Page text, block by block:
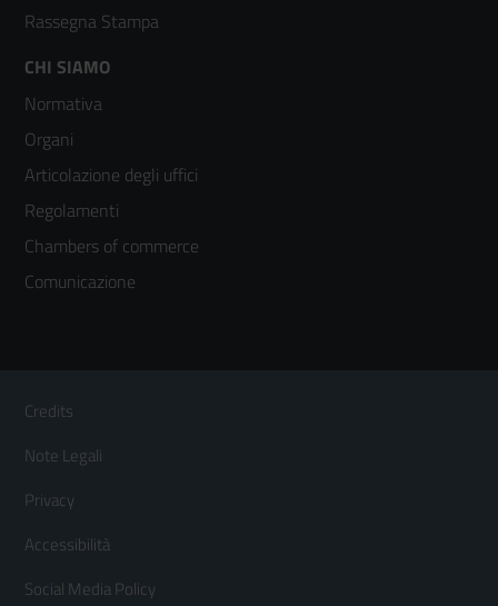
Rassegna Stampa
Footer
menù
colonna
3
CHI SIAMO
Normativa
Organi
Articolazione degli uffici
Regolamenti
Chambers of commerce
Comunicazione
Footer
Menù
orizzontale
Credits
Note Legali
Privacy
Accessibilità
Social Media Policy